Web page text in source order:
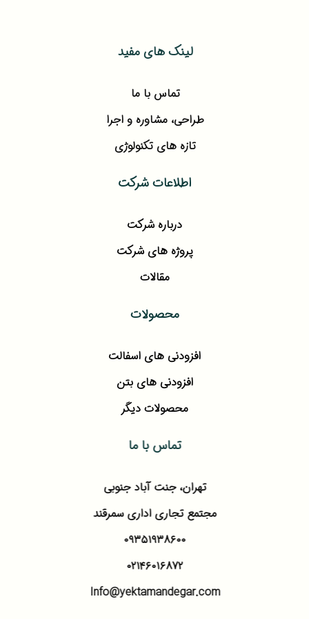
لینک های مفید
تماس با ما
طراحی، مشاوره و اجرا
تازه های تکنولوژی
اطلاعات شرکت
درباره شرکت
پروژه های شرکت
مقالات
محصولات
افزودنی های اسفالت
افزودنی های بتن
محصولات دیگر
تماس با ما
تهران، جنت آباد جنوبی
مجتمع تجاری اداری سمرقند
۰۹۳۵۱۹۳۸۶۰۰
۰۲۱۴۶۰۱۶۸۷۲
Info@yektamandegar.com